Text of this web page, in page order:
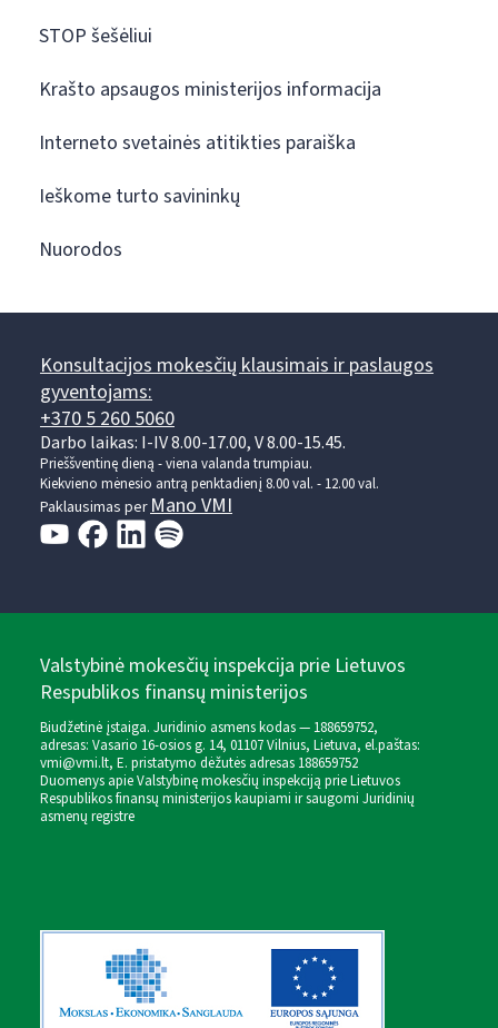
STOP šešėliui
Krašto apsaugos ministerijos informacija
Interneto svetainės atitikties paraiška
Ieškome turto savininkų
Nuorodos
Konsultacijos mokesčių klausimais ir paslaugos
gyventojams:
+370 5 260 5060
Darbo laikas: I-IV 8.00-17.00, V 8.00-15.45.
Prieššventinę dieną - viena valanda trumpiau.
Kiekvieno mėnesio antrą penktadienį 8.00 val. - 12.00 val.
Paklausimas perMano VMI
Valstybinė mokesčių inspekcija prie Lietuvos
Respublikos finansų ministerijos
Biudžetinė įstaiga. Juridinio asmens kodas — 188659752,
adresas: Vasario 16-osios g. 14, 01107 Vilnius, Lietuva, el.paštas:
vmi@vmi.lt, E. pristatymo dėžutės adresas 188659752
Duomenys apie Valstybinę mokesčių inspekciją prie Lietuvos
Respublikos finansų ministerijos kaupiami ir saugomi Juridinių
asmenų registre